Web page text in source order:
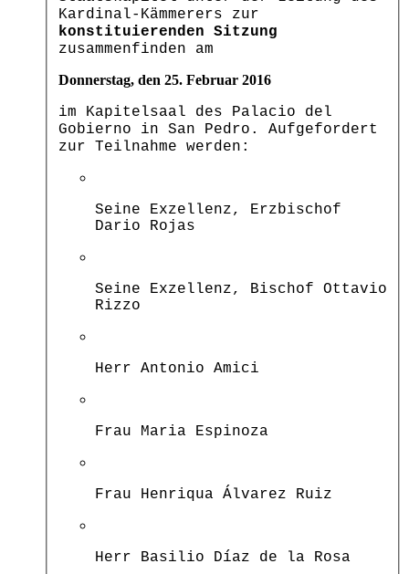
Kardinal-Kämmerers zur
konstituierenden Sitzung
zusammenfinden am
Donnerstag, den 25. Februar 2016
im Kapitelsaal des Palacio del
Gobierno in San Pedro. Aufgefordert
zur Teilnahme werden:
Seine Exzellenz, Erzbischof
Dario Rojas
Seine Exzellenz, Bischof Ottavio
Rizzo
Herr Antonio Amici
Frau Maria Espinoza
Frau Henriqua Álvarez Ruiz
Herr Basilio Díaz de la Rosa